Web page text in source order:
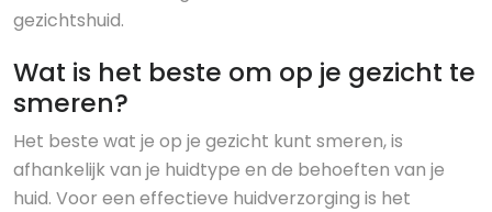
gezichtshuid.
Wat is het beste om op je gezicht te
smeren?
Het beste wat je op je gezicht kunt smeren, is
afhankelijk van je huidtype en de behoeften van je
huid. Voor een effectieve huidverzorging is het